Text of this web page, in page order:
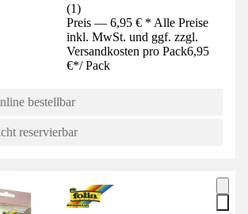
(1)
Preis — 6,95 € * Alle Preise
inkl. MwSt. und ggf. zzgl.
Versandkosten pro Pack6,95
€*/ Pack
bestellbar
reservierbar